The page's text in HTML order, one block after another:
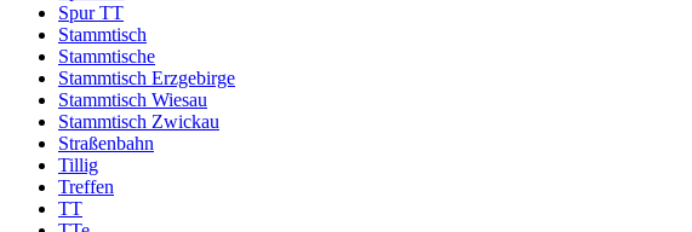
Spur TT
Stammtisch
Stammtische
Stammtisch Erzgebirge
Stammtisch Wiesau
Stammtisch Zwickau
Straßenbahn
Tillig
Treffen
TT